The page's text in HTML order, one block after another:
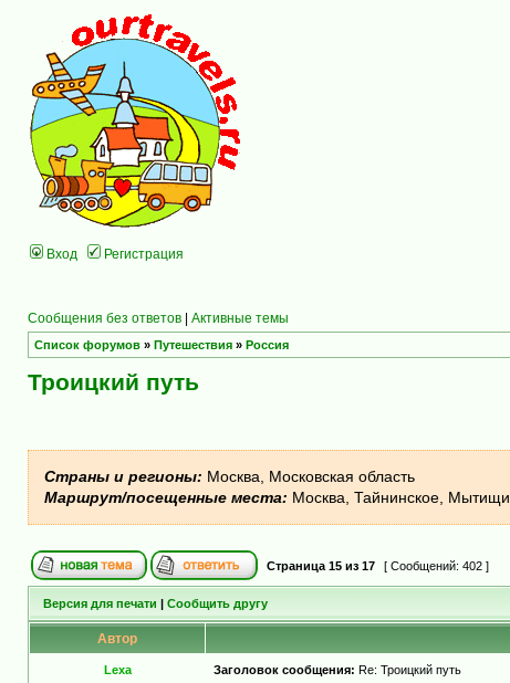
Вход Регистрация
Сообщения без ответов | Активные темы
Список форумов » Путешествия » Россия
Троицкий путь
Страны и регионы: Москва, Московская область
Маршрут/посещенные места: Москва, Тайнинское,
Страница 15 из 17 [ Сообщений: 402 ]
Версия для печати | Сообщить другу
Автор
Lexa Заголовок сообщения: Re: Троицкий путь